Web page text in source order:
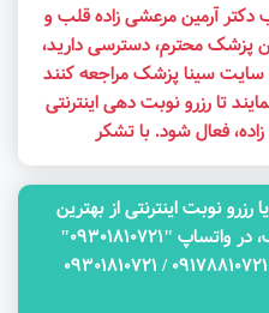
دکتر آرمین مرعشی زاده قلب و
پزشک محترم، دسترسی دارید،
سایت سینا پزشک مراجعه کنند
تا رزرو نوبت دهی اینترنتی
فعال شود. با تشکر
نوبت اینترنتی از بهترین
دکتر های طرف قرارداد سینا پزشک، در واتساپ "09301810721"